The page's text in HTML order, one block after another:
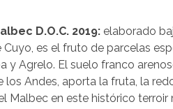
D.O.C. 2019: elaborado
es el fruto de parcelas
y Agrelo. El suelo franco
los Andes, aporta la fruta, la
Malbec en este histórico terroir